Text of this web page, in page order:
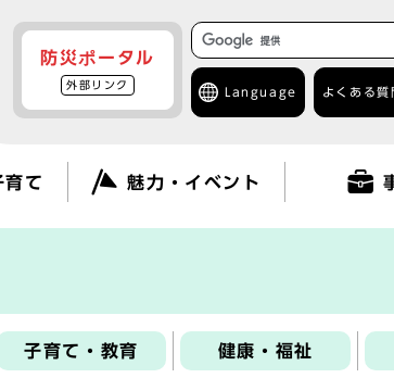
防災ポータル
外部リンク
Language よくある質
育て 魅力・イベント
子育て・教育 健康・福祉